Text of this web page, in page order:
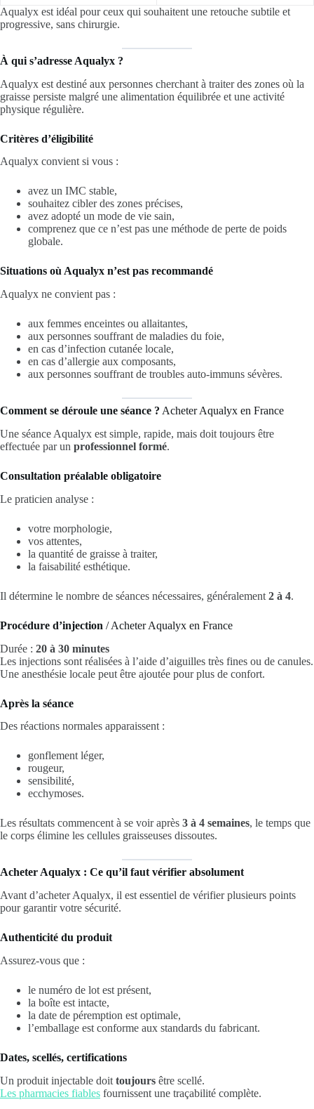
Aqualyx est idéal pour ceux qui souhaitent une retouche subtile et
progressive, sans chirurgie.
À qui s’adresse Aqualyx ?
Aqualyx est destiné aux personnes cherchant à traiter des zones où la
graisse persiste malgré une alimentation équilibrée et une activité
physique régulière.
Critères d’éligibilité
Aqualyx convient si vous :
avez un IMC stable,
souhaitez cibler des zones précises,
avez adopté un mode de vie sain,
comprenez que ce n’est pas une méthode de perte de poids
globale.
Situations où Aqualyx n’est pas recommandé
Aqualyx ne convient pas :
aux femmes enceintes ou allaitantes,
aux personnes souffrant de maladies du foie,
en cas d’infection cutanée locale,
en cas d’allergie aux composants,
aux personnes souffrant de troubles auto-immuns sévères.
Comment se déroule une séance ? Acheter Aqualyx en France
Une séance Aqualyx est simple, rapide, mais doit toujours être
effectuée par un professionnel formé.
Consultation préalable obligatoire
Le praticien analyse :
votre morphologie,
vos attentes,
la quantité de graisse à traiter,
la faisabilité esthétique.
Il détermine le nombre de séances nécessaires, généralement 2 à 4.
Procédure d’injection / Acheter Aqualyx en France
Durée : 20 à 30 minutes
Les injections sont réalisées à l’aide d’aiguilles très fines ou de canules.
Une anesthésie locale peut être ajoutée pour plus de confort.
Après la séance
Des réactions normales apparaissent :
gonflement léger,
rougeur,
sensibilité,
ecchymoses.
Les résultats commencent à se voir après 3 à 4 semaines, le temps que
le corps élimine les cellules graisseuses dissoutes.
Acheter Aqualyx : Ce qu’il faut vérifier absolument
Avant d’acheter Aqualyx, il est essentiel de vérifier plusieurs points
pour garantir votre sécurité.
Authenticité du produit
Assurez-vous que :
le numéro de lot est présent,
la boîte est intacte,
la date de péremption est optimale,
l’emballage est conforme aux standards du fabricant.
Dates, scellés, certifications
Un produit injectable doit toujours être scellé.
Les pharmacies fiables fournissent une traçabilité complète.